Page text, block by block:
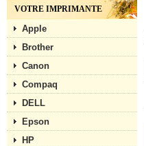
VOTRE IMPRIMANTE
Apple
Brother
Canon
Compaq
DELL
Epson
HP